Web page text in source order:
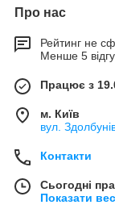
Про нас
Рейтинг не
Менше 5
Працює з
м. Київ
вул.
Контакти
Сьогодні
Показати